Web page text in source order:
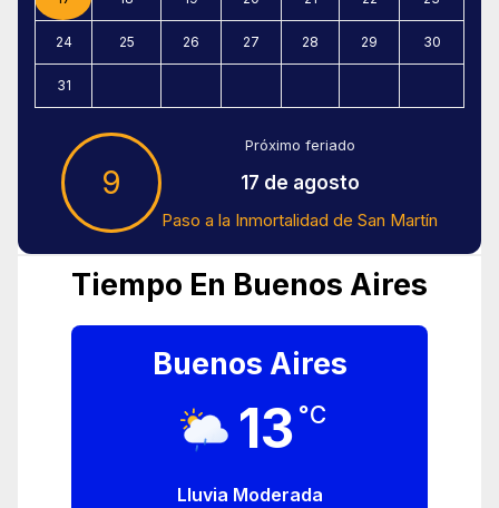
24 25 26 27 28 29 30
31
9
Próximo feriado
17 de agosto
Paso a la Inmortalidad de San Martín
Tiempo En Buenos Aires
Buenos Aires
13 °C
Lluvia Moderada